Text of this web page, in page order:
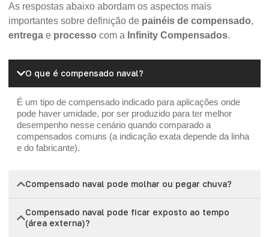
As respostas abaixo abordam os aspectos mais
importantes sobre definição de painéis de compensado,
entrega e processo com a Infinity Compensados.
O que é compensado naval?
É um tipo de compensado indicado para aplicações onde
pode haver umidade, por ser produzido para ter melhor
desempenho nesse cenário quando comparado a
compensados comuns (a indicação exata depende da linha
e do fabricante).
Compensado naval pode molhar ou pegar chuva?
Compensado naval pode ficar exposto ao tempo
(área externa)?